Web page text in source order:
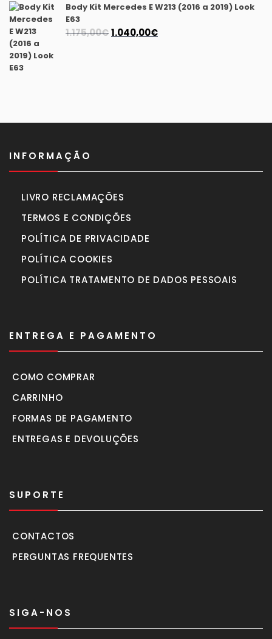
Body Kit Mercedes E W213 (2016 a 2019) Look
E63
1.175,00€O
1.040,00€O
INFORMAÇÃO
LIVRO RECLAMAÇÕES
TERMOS E CONDIÇÕES
POLÍTICA DE PRIVACIDADE
POLÍTICA COOKIES
POLÍTICA TRATAMENTO DE DADOS PESSOAIS
ENTREGA E PAGAMENTO
COMO COMPRAR
CARRINHO
FORMAS DE PAGAMENTO
ENTREGAS E DEVOLUÇÕES
SUPORTE
CONTACTOS
PERGUNTAS FREQUENTES
SIGA-NOS